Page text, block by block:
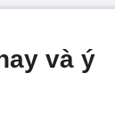
và ý